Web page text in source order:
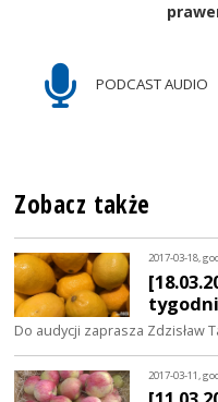
PODCAST AUDIO
Zobacz także
2017-03-18,
Do audycji zaprasza Zdzisław
2017-03-11,